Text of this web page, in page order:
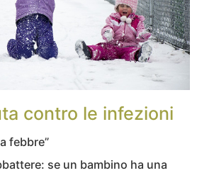
contro le infezioni
febbre”
se un bambino ha una